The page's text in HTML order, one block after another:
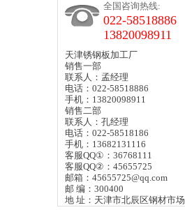
全国咨询热线:
022-58518886
13820098911
天津锈钢板加工厂
销售一部
联系人：孟经理
电话：022-58518886
手机：13820098911
销售二部
联系人：孔经理
电话：022-58518186
手机：13682131116
客服QQ①：36768111
客服QQ②：45655725
邮箱：45655725@qq.com
邮 编：300400
地 址：天津市北辰区钢材市场